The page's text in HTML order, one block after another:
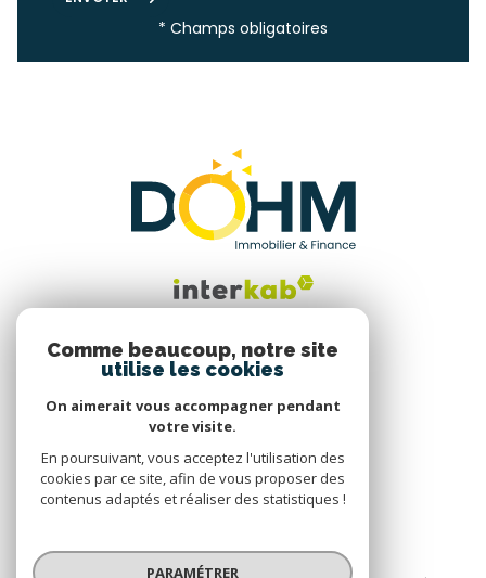
* Champs obligatoires
Nous suivre
© 2026 | Tous droits réservés
Comme beaucoup, notre site
utilise les cookies
On aimerait vous accompagner pendant
votre visite.
En poursuivant, vous acceptez l'utilisation des
cookies par ce site, afin de vous proposer des
contenus adaptés et réaliser des statistiques !
PARAMÉTRER